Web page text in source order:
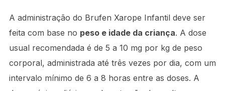
A administração do Brufen Xarope Infantil deve ser
feita com base no peso e idade da criança. A dose
usual recomendada é de 5 a 10 mg por kg de peso
corporal, administrada até três vezes por dia, com um
intervalo mínimo de 6 a 8 horas entre as doses. A